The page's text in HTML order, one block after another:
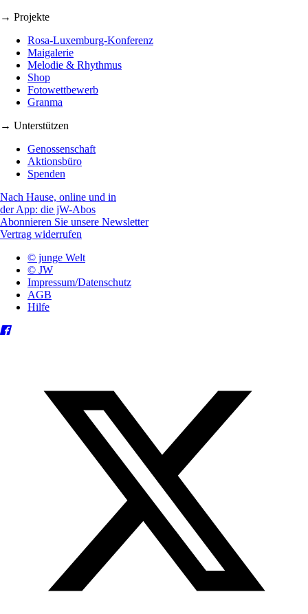
→ Projekte
Rosa-Luxemburg-Konferenz
Maigalerie
Melodie & Rhythmus
Shop
Fotowettbewerb
Granma
→ Unterstützen
Genossenschaft
Aktionsbüro
Spenden
Nach Hause, online und in
der App: die jW-Abos
Abonnieren Sie unsere Newsletter
Vertrag widerrufen
© junge Welt
© JW
Impressum/Datenschutz
AGB
Hilfe